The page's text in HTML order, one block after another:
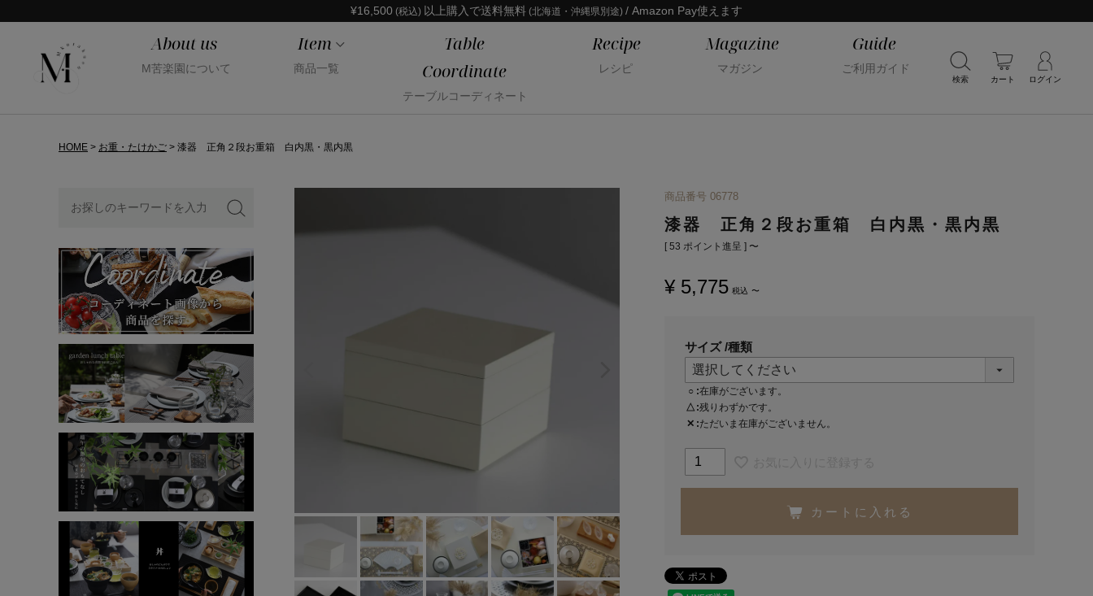
¥16,500 (税込) 以上購入で送料無料 (北海道・沖縄県別途) / Amazon Pay使えます
About us
M苦楽園について
Item
商品一覧
Table
Coordinate
テーブルコーディネート
Recipe
レシピ
Magazine
マガジン
Guide
ご利用ガイド
検索 カート ログイン
HOME お重・たけかご 漆器 正角２段お重箱 白内黒・黒内黒
商品番号 06778
漆器 正角２段お重箱 白内黒・黒内黒
[ 53 ポイント進呈 ] 〜
¥ 5,775 税込 〜
サイズ 種類
○ 在庫がございます。
△ 残りわずかです。
✕ ただいま在庫がございません。
カートに入れる